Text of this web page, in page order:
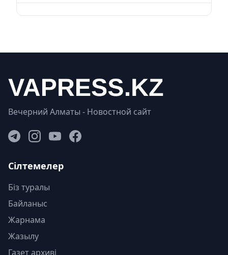
Вечерний Алматы - Новостной сайт
Сілтемелер
Біз туралы
Байланыс
Жарнама
Жазылу
Газет архиві